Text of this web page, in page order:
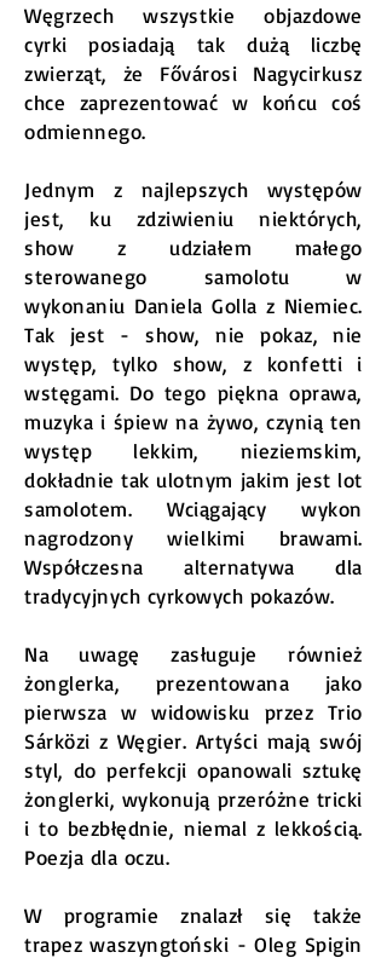
Węgrzech wszystkie objazdowe
cyrki posiadają tak dużą liczbę
zwierząt, że Fővárosi Nagycirkusz
chce zaprezentować w końcu coś
odmiennego.
Jednym z najlepszych występów
jest, ku zdziwieniu niektórych,
show z udziałem małego
sterowanego samolotu w
wykonaniu Daniela Golla z Niemiec.
Tak jest - show, nie pokaz, nie
występ, tylko show, z konfetti i
wstęgami. Do tego piękna oprawa,
muzyka i śpiew na żywo, czynią ten
występ lekkim, nieziemskim,
dokładnie tak ulotnym jakim jest lot
samolotem. Wciągający wykon
nagrodzony wielkimi brawami.
Współczesna alternatywa dla
tradycyjnych cyrkowych pokazów.
Na uwagę zasługuje również
żonglerka, prezentowana jako
pierwsza w widowisku przez Trio
Sárközi z Węgier. Artyści mają swój
styl, do perfekcji opanowali sztukę
żonglerki, wykonują przeróżne tricki
i to bezbłędnie, niemal z lekkością.
Poezja dla oczu.
W programie znalazł się także
trapez waszyngtoński - Oleg Spigin